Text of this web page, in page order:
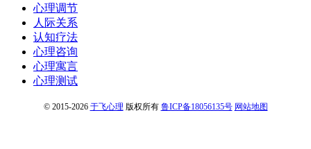
心理调节
人际关系
认知疗法
心理咨询
心理寓言
心理测试
© 2015-2026 于飞心理 版权所有 鲁ICP备18056135号 网站地图